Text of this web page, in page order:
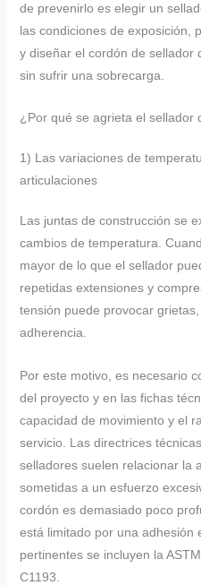
de prevenirlo es elegir un
las condiciones de exposición,
y diseñar el cordón de sellador
sin sufrir una sobrecarga.
¿Por qué se agrieta el sellador
1) Las variaciones de
articulaciones
Las juntas de construcción se
cambios de temperatura.
mayor de lo que el sellador
repetidas extensiones y
tensión puede provocar
adherencia.
Por este motivo, es necesario
del proyecto y en las fichas
capacidad de movimiento y el
servicio. Las directrices
selladores suelen relacionar la
sometidas a un esfuerzo
cordón es demasiado poco
está limitado por una adhesión
pertinentes se incluyen la
C1193.